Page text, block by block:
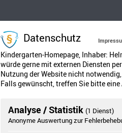
Datenschutz
Kindergarten-Homepage, Inhaber:
würde gerne mit externen Diensten
Nutzung der Website nicht
Falls gewünscht, treffen Sie bitte
Analyse / Statistik (1 Dienst)
Anonyme Auswertung zur